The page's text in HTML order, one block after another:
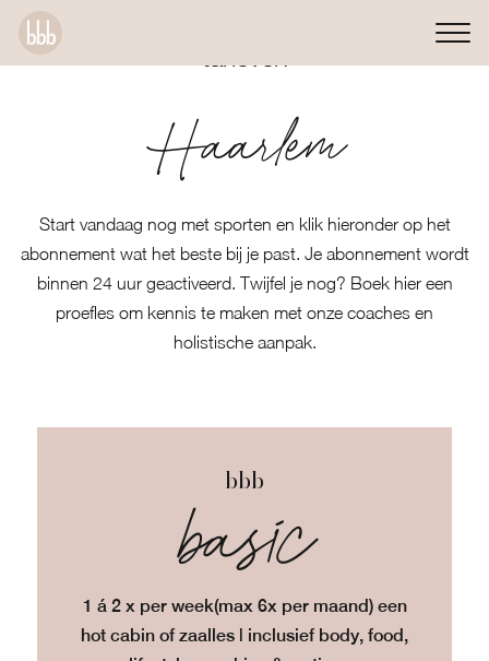
Haarlem
Start vandaag nog met sporten en klik hieronder op het
abonnement wat het beste bij je past. Je abonnement wordt
binnen 24 uur geactiveerd. Twijfel je nog? Boek hiereen
proefles om kennis te maken met onze coaches en
holistische aanpak.
bbb
basic
1 á 2 x per week(max 6x per maand) een
hot cabin of zaalles | inclusief body, food,